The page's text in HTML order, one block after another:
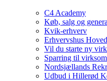
C4 Academy
Køb, salg og
Kvik-erhverv
Erhvervshus
Vil du starte ny
Sparring til
Nordsjællands
Udbud i Hillerød